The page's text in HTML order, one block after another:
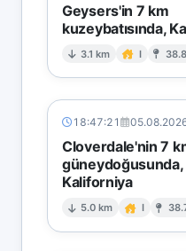
Geysers'in 7 km
kuzeybatısında,
3.1 km I
18:47:21
Cloverdale'nin 7
güneydoğusunda,
Kaliforniya
5.0 km I